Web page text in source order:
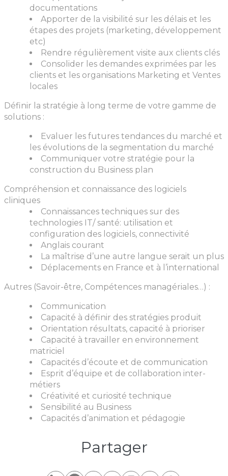
documentations
Apporter de la visibilité sur les délais et les
étapes des projets (marketing, développement
etc)
Rendre régulièrement visite aux clients clés
Consolider les demandes exprimées par les
clients et les organisations Marketing et Ventes
locales
Définir la stratégie à long terme de votre gamme de
solutions :
Evaluer les futures tendances du marché et
les évolutions de la segmentation du marché
Communiquer votre stratégie pour la
construction du Business plan
Compréhension et connaissance des logiciels
cliniques
Connaissances techniques sur des
technologies IT/ santé: utilisation et
configuration des logiciels, connectivité
Anglais courant
La maîtrise d’une autre langue serait un plus
Déplacements en France et à l’international
Autres (Savoir-être, Compétences managériales…) :
Communication
Capacité à définir des stratégies produit
Orientation résultats, capacité à prioriser
Capacité à travailler en environnement
matriciel
Capacités d’écoute et de communication
Esprit d’équipe et de collaboration inter-
métiers
Créativité et curiosité technique
Sensibilité au Business
Capacités d’animation et pédagogie
Partager​